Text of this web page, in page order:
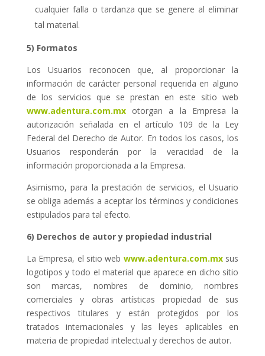
cualquier falla o tardanza que se genere al eliminar
tal material.
5) Formatos
Los Usuarios reconocen que, al proporcionar la
información de carácter personal requerida en alguno
de los servicios que se prestan en este sitio web
www.adentura.com.mxotorgan a la Empresa la
autorización señalada en el artículo 109 de la Ley
Federal del Derecho de Autor. En todos los casos, los
Usuarios responderán por la veracidad de la
información proporcionada a la Empresa.
Asimismo, para la prestación de servicios, el Usuario
se obliga además a aceptar los términos y condiciones
estipulados para tal efecto.
6) Derechos de autor y propiedad industrial
La Empresa, el sitio web www.adentura.com.mxsus
logotipos y todo el material que aparece en dicho sitio
son marcas, nombres de dominio, nombres
comerciales y obras artísticas propiedad de sus
respectivos titulares y están protegidos por los
tratados internacionales y las leyes aplicables en
materia de propiedad intelectual y derechos de autor.